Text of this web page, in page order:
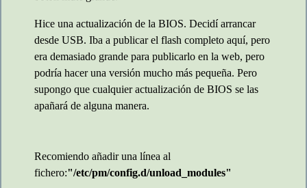
Hice una actualización de la BIOS. Decidí arrancar
desde USB. Iba a publicar el flash completo aquí, pero
era demasiado grande para publicarlo en la web, pero
podría hacer una versión mucho más pequeña. Pero
supongo que cualquier actualización de BIOS se las
apañará de alguna manera.
Recomiendo añadir una línea al
fichero:"/etc/pm/config.d/unload_modules"